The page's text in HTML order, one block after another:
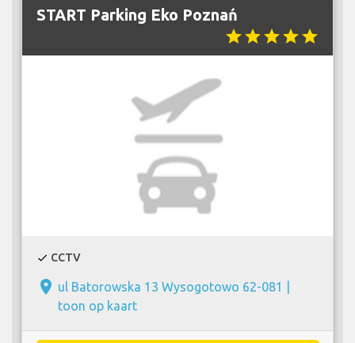
START Parking Eko Poznań
starstarstarstarstar
check CCTV
place ul Batorowska 13 Wysogotowo 62-081 |
toon op kaart